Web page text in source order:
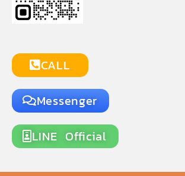
CALL
Messenger
LINE Official